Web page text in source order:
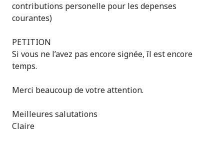
contributions personelle pour les depenses
courantes)
PETITION
Si vous ne l’avez pas encore signée, îl est encore
temps.
Merci beaucoup de votre attention.
Meilleures salutations
Claire